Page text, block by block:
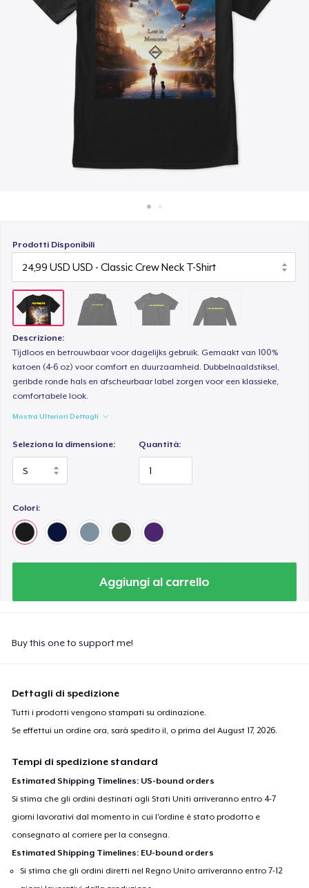
Vendi ovunque
Vendi qualsiasi cosa
Prodotti Disponibili
Descrizione:
Tijdloos en betrouwbaar voor dagelijks gebruik. Gemaakt van 100%
katoen (4-6 oz) voor comfort en duurzaamheid. Dubbelnaaldstiksel,
geribde ronde hals en afscheurbaar label zorgen voor een klassieke,
comfortabele look.
Mostra Ulteriori Dettagli
Seleziona la dimensione: Quantità:
Colori:
Aggiungi al carrello
Buy this one to support me!
Dettagli di spedizione
Tutti i prodotti vengono stampati su ordinazione.
Se effettui un ordine ora, sarà spedito il, o prima delAugust 17, 2026.
Tempi di spedizione standard
Estimated Shipping Timelines: US-bound orders
Si stima che gli ordini destinati agli Stati Uniti arriveranno entro 4-7
giorni lavorativi dal momento in cui l'ordine è stato prodotto e
consegnato al corriere per la consegna.
Estimated Shipping Timelines: EU-bound orders
Si stima che gli ordini diretti nel Regno Unito arriveranno entro 7-12
24,99 USD
Classic Long Sleeve Tee
29,99 USD